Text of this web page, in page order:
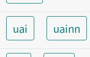
uai uainn